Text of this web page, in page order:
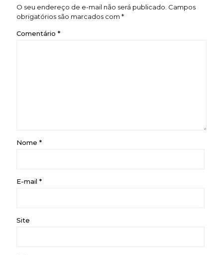
O seu endereço de e-mail não será publicado. Campos
obrigatórios são marcados com *
Comentário *
Nome *
E-mail *
Site